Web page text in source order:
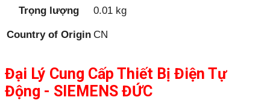
Trọng lượng 0.01 kg
Country of Origin CN
Đại Lý Cung Cấp Thiết Bị Điện Tự
Động - SIEMENS ĐỨC